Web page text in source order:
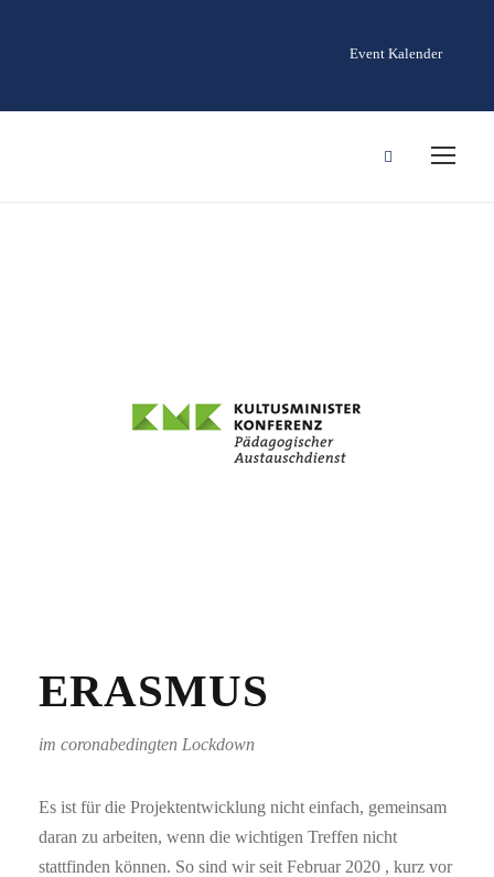
Event Kalender
ERASMUS
im coronabedingten Lockdown
Es ist für die Projektentwicklung nicht einfach, gemeinsam
daran zu arbeiten, wenn die wichtigen Treffen nicht
stattfinden können. So sind wir seit Februar 2020 , kurz vor